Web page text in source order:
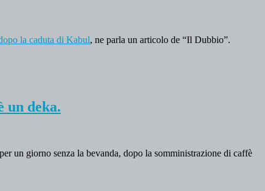
la caduta di Kabul, ne parla un articolo de “Il Dubbio”.
un deka.
un giorno senza la bevanda, dopo la somministrazione di caffè